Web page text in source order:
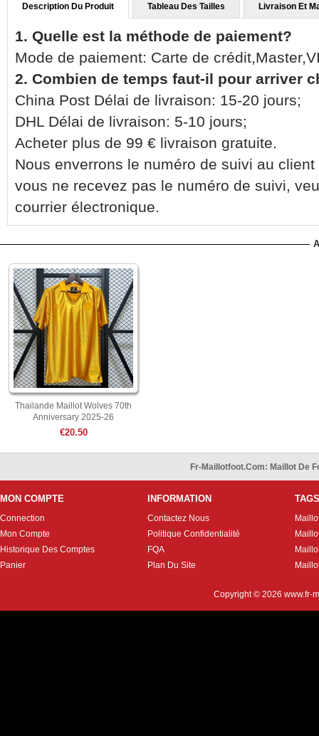
Description Du Produit Tableau Des Tailles Livraison Et
1. Quelle est la méthode de paiement?
Mode de paiement: Carte de
2. Combien de temps faut-il pour arriver
China Post Délai de livraison: 15-20 jours;
DHL Délai de livraison: 5-10 jours;
Acheter plus de 99 € livraison gratuite.
Nous enverrons le numéro de suivi au
vous ne recevez pas le numéro de suivi,
courrier électronique.
Thailande Maillot Wolves 70th
Anniversary 2025-26
€20.50
Fr-Maillotfoot.com: Maillot De
MON COMPTE
Connection
Mon Compte
Historique Des Comptes
Panier
INFORMATION
Contactez Nous
Politique Confidentialité
FQA
Plan Du Site
TAGS
Copyright © 2026 www.fr-